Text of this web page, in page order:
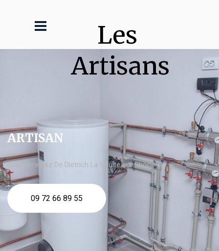
Les
Artisans
ARTISAN
chaudière gaz De Dietrich La Voulte sur Rhône
09 72 66 89 55